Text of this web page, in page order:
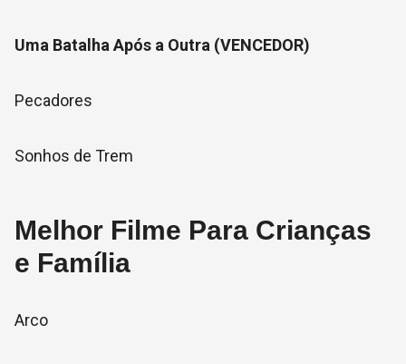
Uma Batalha Após a Outra (VENCEDOR)
Pecadores
Sonhos de Trem
Melhor Filme Para Crianças
e Família
Arco